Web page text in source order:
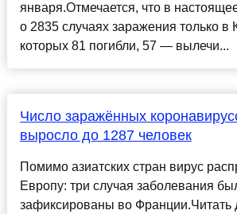
января.Отмечается, что в
о 2835 случаях заражения только в
которых 81 погибли, 57 — вылечи...
Число заражённых
выросло до 1287 человек
Помимо азиатских стран вирус
Европу: три случая заболевания
зафиксированы во Франции.Читать